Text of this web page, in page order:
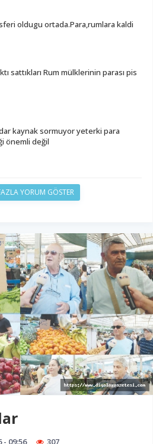
oldugu ortada.Para,rumlara kaldi
sattıkları Rum mülklerinin parası pis
kaynak sormuyor yeterki para
önemli değil
YORUM GÖSTER
- 09:56 307